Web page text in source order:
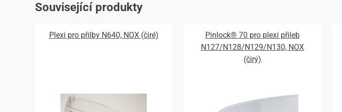
Související produkty
Plexi pro přilby N640, NOX (čiré)
Pinlock® 70 pro plexi přileb
N127/N128/N129/N130, NOX
(čirý)